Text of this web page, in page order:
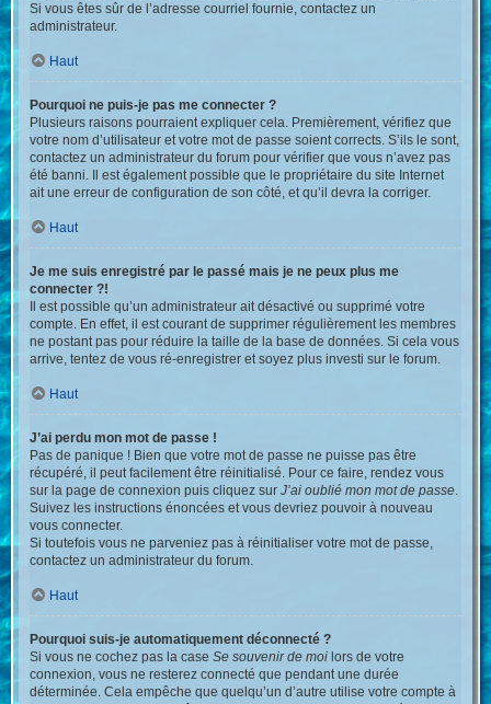
Si vous êtes sûr de l’adresse courriel fournie, contactez un
administrateur.
Haut
Pourquoi ne puis-je pas me connecter ?
Plusieurs raisons pourraient expliquer cela. Premièrement, vérifiez que
votre nom d’utilisateur et votre mot de passe soient corrects. S’ils le sont,
contactez un administrateur du forum pour vérifier que vous n’avez pas
été banni. Il est également possible que le propriétaire du site Internet
ait une erreur de configuration de son côté, et qu’il devra la corriger.
Haut
Je me suis enregistré par le passé mais je ne peux plus me
connecter ?!
Il est possible qu’un administrateur ait désactivé ou supprimé votre
compte. En effet, il est courant de supprimer régulièrement les membres
ne postant pas pour réduire la taille de la base de données. Si cela vous
arrive, tentez de vous ré-enregistrer et soyez plus investi sur le forum.
Haut
J’ai perdu mon mot de passe !
Pas de panique ! Bien que votre mot de passe ne puisse pas être
récupéré, il peut facilement être réinitialisé. Pour ce faire, rendez vous
sur la page de connexion puis cliquez surJ’ai oublié mon mot de passe.
Suivez les instructions énoncées et vous devriez pouvoir à nouveau
vous connecter.
Si toutefois vous ne parveniez pas à réinitialiser votre mot de passe,
contactez un administrateur du forum.
Haut
Pourquoi suis-je automatiquement déconnecté ?
Si vous ne cochez pas la caseSe souvenir de moi lors de votre
connexion, vous ne resterez connecté que pendant une durée
déterminée. Cela empêche que quelqu’un d’autre utilise votre compte à